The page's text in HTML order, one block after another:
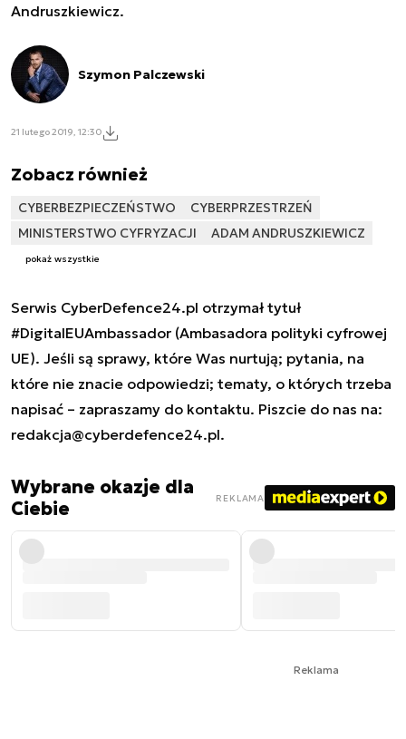
Andruszkiewicz.
Szymon Palczewski
21 lutego 2019, 12:30
Zobacz również
CYBERBEZPIECZEŃSTWO
CYBERPRZESTRZEŃ
MINISTERSTWO CYFRYZACJI
ADAM ANDRUSZKIEWICZ
pokaż wszystkie
Serwis CyberDefence24.pl otrzymał tytuł
#DigitalEUAmbassador (Ambasadora polityki cyfrowej
UE). Jeśli są sprawy, które Was nurtują; pytania, na
które nie znacie odpowiedzi; tematy, o których trzeba
napisać – zapraszamy do kontaktu. Piszcie do nas na:
redakcja@cyberdefence24.pl.
Wybrane okazje dla
Ciebie
REKLAMA
Reklama